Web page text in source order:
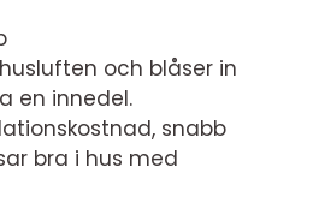
och blåser in
en innedel.
snabb
bra i hus med